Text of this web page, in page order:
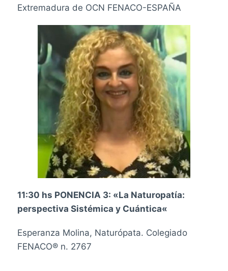
Extremadura de OCN FENACO-ESPAÑA
11:30 hs PONENCIA 3: «La Naturopatía:
perspectiva Sistémica y Cuántica«
Esperanza Molina, Naturópata. Colegiado
FENACO® n. 2767